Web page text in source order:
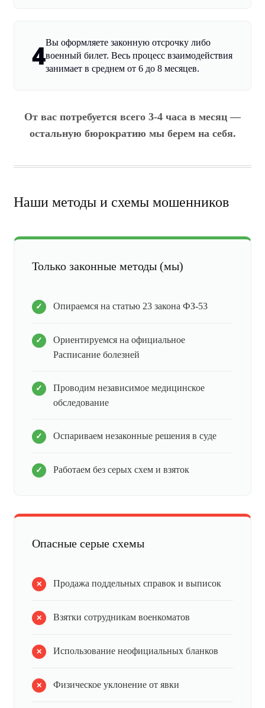
4Вы оформляете законную отсрочку либо
военный билет. Весь процесс взаимодействия
занимает в среднем от 6 до 8 месяцев.
От вас потребуется всего 3-4 часа в месяц —
остальную бюрократию мы берем на себя.
Наши методы и схемы мошенников
Только законные методы (мы)
Опираемся на статью 23 закона ФЗ-53
Ориентируемся на официальное
Расписание болезней
Проводим независимое медицинское
обследование
Оспариваем незаконные решения в суде
Работаем без серых схем и взяток
Опасные серые схемы
Продажа поддельных справок и выписок
Взятки сотрудникам военкоматов
Использование неофициальных бланков
Физическое уклонение от явки